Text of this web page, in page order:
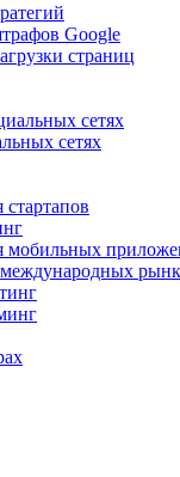
Google
страниц
сетях
сетях
стартапов
мобильных
международных